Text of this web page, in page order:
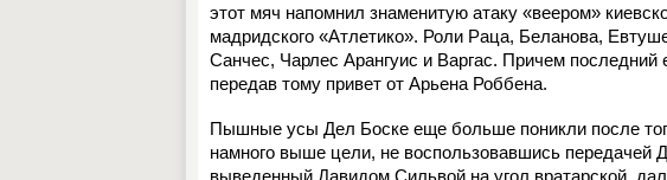
этот мяч напомнил знаменитую атаку «веером»
мадридского «Атлетико». Роли Раца, Беланова,
Санчес, Чарлес Арангуис и Варгас. Причем
передав тому привет от Арьена Роббена.
Пышные усы Дел Боске еще больше поникли после
намного выше цели, не воспользовавшись передачей
выведенный Давидом Сильвой на угол вратарской,